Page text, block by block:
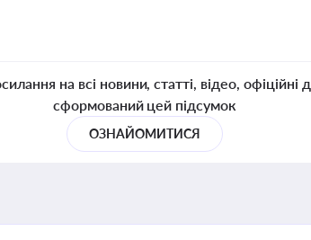
на всі новини, статті, відео, офіційні
сформований цей підсумок
ОЗНАЙОМИТИСЯ